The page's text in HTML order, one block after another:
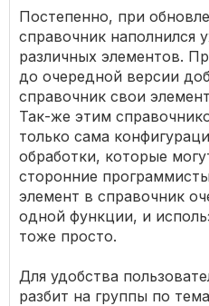
Постепенно, при
справочник наполнился
различных элементов.
до очередной версии
справочник свои
Так-же этим
только сама
обработки, которые
сторонние
элемент в справочник
одной функции, и
тоже просто.
Для удобства
разбит на группы по